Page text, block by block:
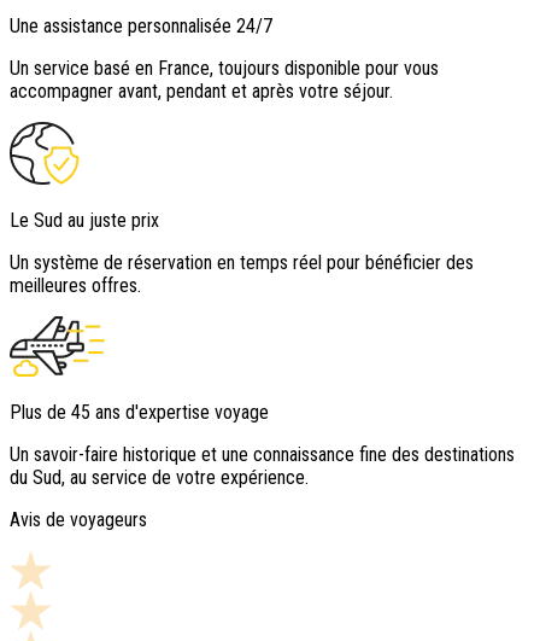
Une assistance personnalisée 24/7
Un service basé en France, toujours disponible pour vous
accompagner avant, pendant et après votre séjour.
Le Sud au juste prix
Un système de réservation en temps réel pour bénéficier des
meilleures offres.
Plus de 45 ans d'expertise voyage
Un savoir-faire historique et une connaissance fine des destinations
du Sud, au service de votre expérience.
Avis de voyageurs